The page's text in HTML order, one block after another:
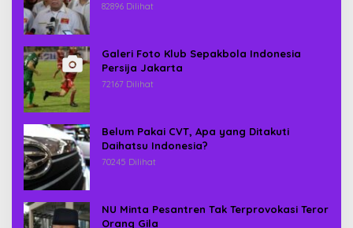
82896 Dilihat
Galeri Foto Klub Sepakbola Indonesia
Persija Jakarta
72167 Dilihat
Belum Pakai CVT, Apa yang Ditakuti
Daihatsu Indonesia?
70245 Dilihat
NU Minta Pesantren Tak Terprovokasi Teror
Orang Gila